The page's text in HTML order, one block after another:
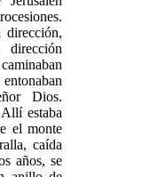
dirección,
Dios.
estaba
el monte
caída
años, se